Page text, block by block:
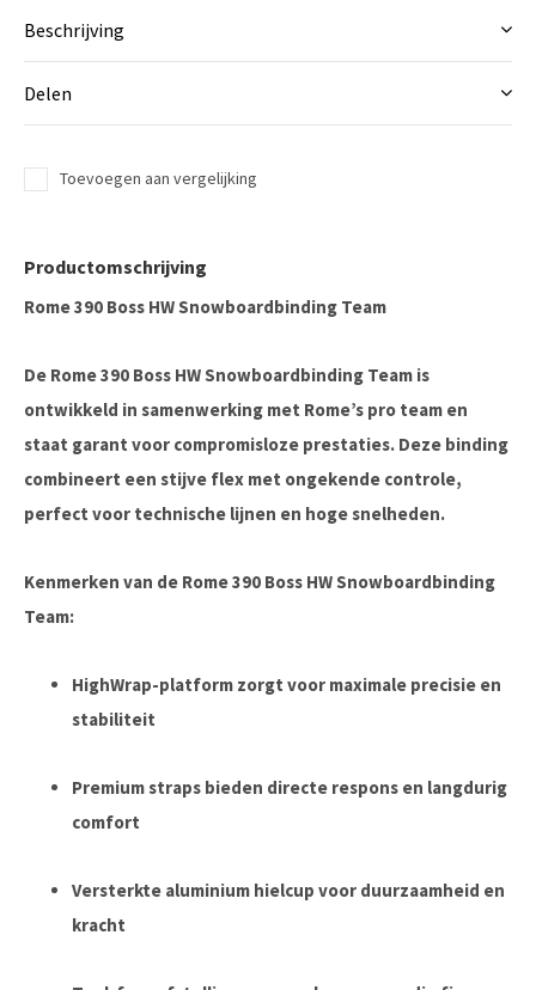
Beschrijving
Delen
Toevoegen aan vergelijking
Productomschrijving
Rome 390 Boss HW Snowboardbinding Team
De Rome 390 Boss HW Snowboardbinding Team is
ontwikkeld in samenwerking met Rome’s pro team en
staat garant voor compromisloze prestaties. Deze binding
combineert een stijve flex met ongekende controle,
perfect voor technische lijnen en hoge snelheden.
Kenmerken van de Rome 390 Boss HW Snowboardbinding
Team:
HighWrap-platform zorgt voor maximale precisie en
stabiliteit
Premium straps bieden directe respons en langdurig
comfort
Versterkte aluminium hielcup voor duurzaamheid en
kracht